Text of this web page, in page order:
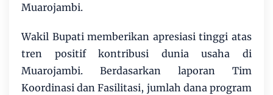
Muarojambi.
Wakil Bupati memberikan apresiasi tinggi atas
tren positif kontribusi dunia usaha di
Muarojambi. Berdasarkan laporan Tim
Koordinasi dan Fasilitasi, jumlah dana program